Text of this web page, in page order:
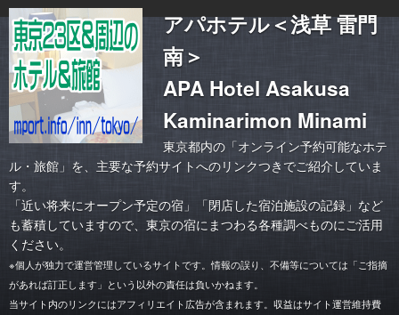
アパホテル＜浅草 雷門
南＞
APA Hotel Asakusa
Kaminarimon Minami
東京都内の「オンライン予約可能なホテ
ル・旅館」を、主要な予約サイトへのリンクつきでご紹介していま
す。
「近い将来にオープン予定の宿 」「閉店した宿泊施設の記録 」など
も蓄積していますので、東京の宿にまつわる各種調べものにご活用
ください。
※個人が独力で運営管理しているサイトです。情報の誤り、不備等については「ご指摘
があれば訂正します」という以外の責任は負いかねます。
当サイト内のリンクにはアフィリエイト広告が含まれます。収益はサイト運営維持費